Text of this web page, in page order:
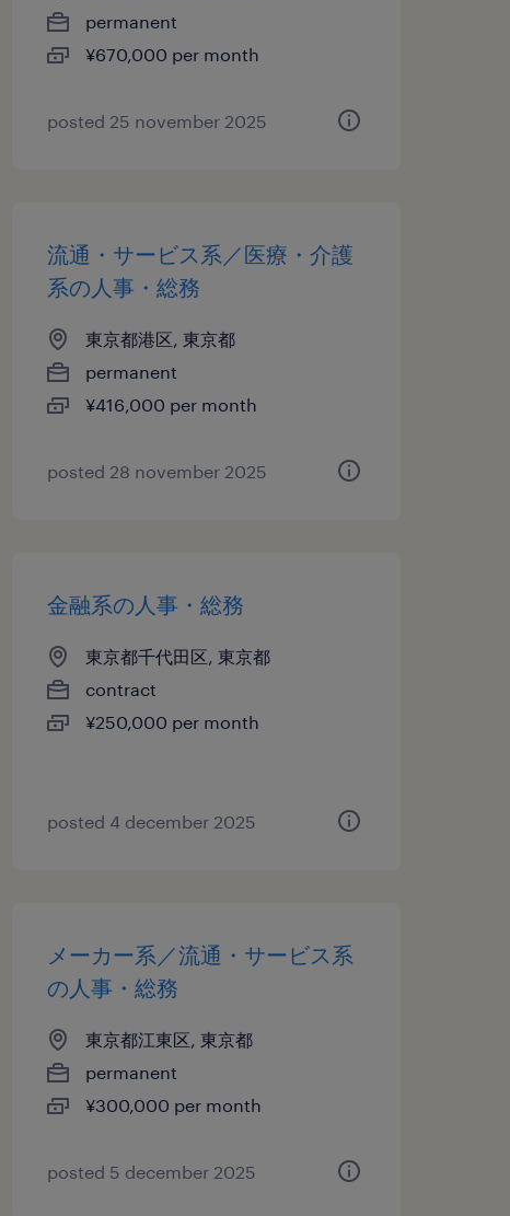
permanent
¥670,000 per month
posted 25 november 2025
流通・サービス系／医療・介護
系の人事・総務
東京都港区, 東京都
permanent
¥416,000 per month
posted 28 november 2025
金融系の人事・総務
東京都千代田区, 東京都
contract
¥250,000 per month
posted 4 december 2025
メーカー系／流通・サービス系
の人事・総務
東京都江東区, 東京都
permanent
¥300,000 per month
posted 5 december 2025